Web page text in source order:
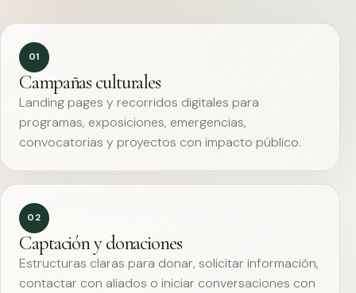
01
Campañas culturales
Landing pages y recorridos digitales para
programas, exposiciones, emergencias,
convocatorias y proyectos con impacto público.
02
Captación y donaciones
Estructuras claras para donar, solicitar información,
contactar con aliados o iniciar conversaciones con